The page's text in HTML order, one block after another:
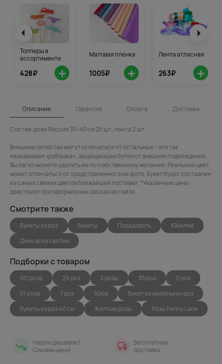
Топперы в
ассортименте
428₽ +
Матовая пленка
1005₽ +
Лента атласная
263₽ +
Описание Гарантия Оплата Доставка
Состав: роза Россия 35-40 см 25 шт., лента 2 шт.
Внешние лепестки могут отличаться от остальных – это так
называемая «рубашка», защищающая бутон от внешних повреждений.
Вы легко можете удалить ее по собственному желанию. Реальный цвет
может отличаться от представленного на фото. Букет будет составлен
из самых свежих цветов ближайшей поставки. *Указанные цены
действуют при оформлении заказа на сайте.
Смотрите также
Букеты из роз Букеты Порадовать
Юбилей
День всех святых
Подборки с товаром
101 роза 25 роз 3 розы 35 роз
5 роз
51 роза
7 роз 9 роз
Букет из маленьких роз
Букеты из роз 40 см
Желтые розы Розы Penny Lane
Нашли дешевле?
Снизим цену!
Бесплатная
доставка